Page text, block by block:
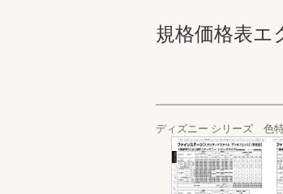
規格価格表エ
ディズニー シリーズ 色